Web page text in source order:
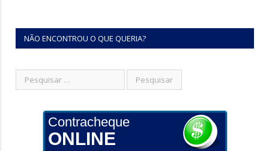
NÃO ENCONTROU O QUE QUERIA?
Contracheque
ONLINE